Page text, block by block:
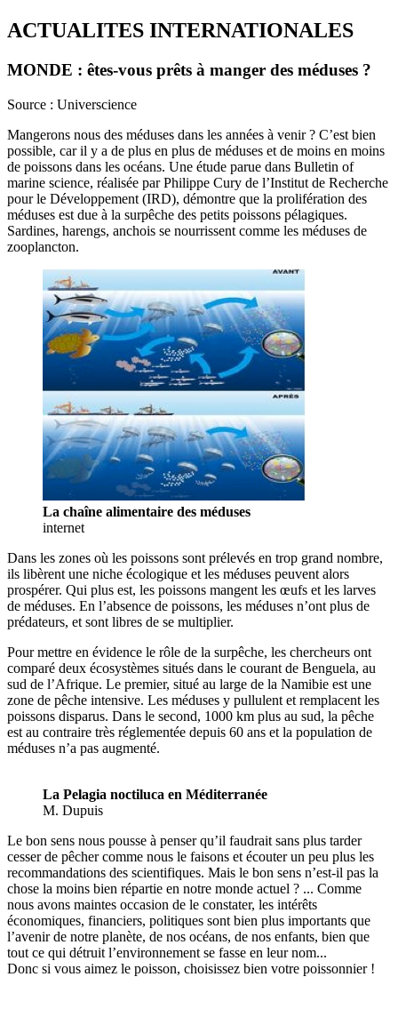
ACTUALITES INTERNATIONALES
MONDE : êtes-vous prêts à manger des méduses ?
Source : Universcience
Mangerons nous des méduses dans les années à venir ? C’est bien
possible, car il y a de plus en plus de méduses et de moins en moins
de poissons dans les océans. Une étude parue dans Bulletin of
marine science, réalisée par Philippe Cury de l’Institut de Recherche
pour le Développement (IRD), démontre que la prolifération des
méduses est due à la surpêche des petits poissons pélagiques.
Sardines, harengs, anchois se nourrissent comme les méduses de
zooplancton.
La chaîne alimentaire des méduses
internet
Dans les zones où les poissons sont prélevés en trop grand nombre,
ils libèrent une niche écologique et les méduses peuvent alors
prospérer. Qui plus est, les poissons mangent les œufs et les larves
de méduses. En l’absence de poissons, les méduses n’ont plus de
prédateurs, et sont libres de se multiplier.
Pour mettre en évidence le rôle de la surpêche, les chercheurs ont
comparé deux écosystèmes situés dans le courant de Benguela, au
sud de l’Afrique. Le premier, situé au large de la Namibie est une
zone de pêche intensive. Les méduses y pullulent et remplacent les
poissons disparus. Dans le second, 1000 km plus au sud, la pêche
est au contraire très réglementée depuis 60 ans et la population de
méduses n’a pas augmenté.
La Pelagia noctiluca en Méditerranée
M. Dupuis
Le bon sens nous pousse à penser qu’il faudrait sans plus tarder
cesser de pêcher comme nous le faisons et écouter un peu plus les
recommandations des scientifiques. Mais le bon sens n’est-il pas la
chose la moins bien répartie en notre monde actuel ? ... Comme
nous avons maintes occasion de le constater, les intérêts
économiques, financiers, politiques sont bien plus importants que
l’avenir de notre planète, de nos océans, de nos enfants, bien que
tout ce qui détruit l’environnement se fasse en leur nom...
Donc si vous aimez le poisson, choisissez bien votre poissonnier !